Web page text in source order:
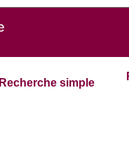
Recherche simple